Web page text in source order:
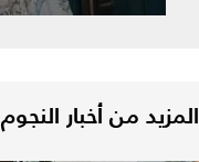
المزيد من أخبار النجوم